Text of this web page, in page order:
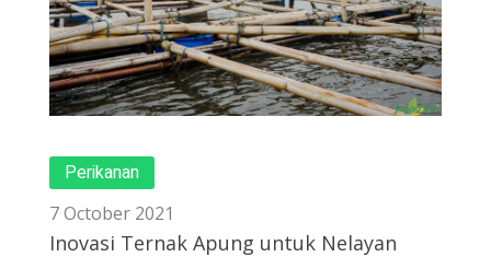
Perikanan
7 October 2021
Inovasi Ternak Apung untuk Nelayan